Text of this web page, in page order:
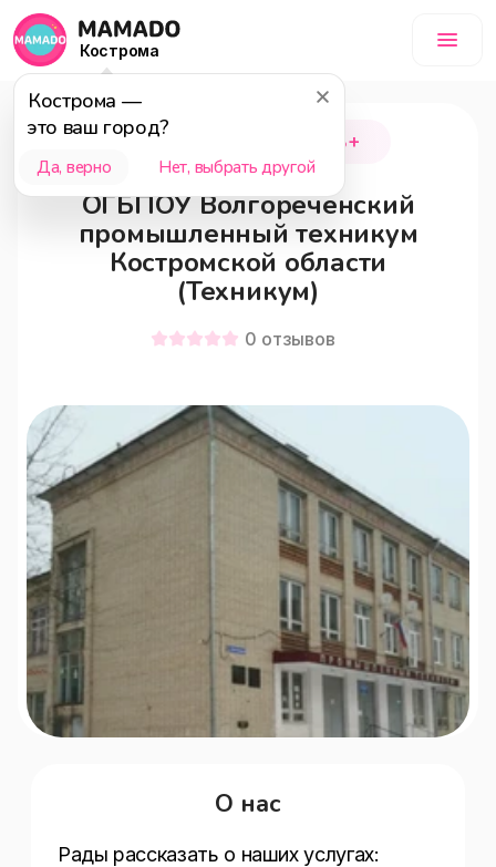
Кострома
Кострома —
это ваш город?
Да, верно Нет, выбрать другой
Волгореченск 18+
ОГБПОУ Волгореченский
промышленный техникум
Костромской области
(Техникум)
0 отзывов
О нас
Рады рассказать о наших услугах: